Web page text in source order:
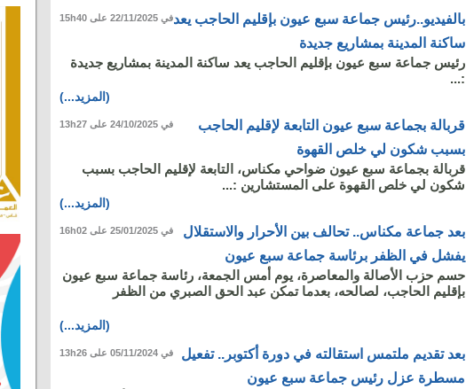
بالفيديو..رئيس جماعة سبع عيون بإقليم الحاجب يعد
ساكنة المدينة بمشاريع جديدة
رئيس جماعة سبع عيون بإقليم الحاجب يعد ساكنة المدينة بمشاريع جديدة
:...
(المزيد...)
في 22/11/2025 على 15h40
قربالة بجماعة سبع عيون التابعة لإقليم الحاجب
بسبب شكون لي خلص القهوة
قربالة بجماعة سبع عيون ضواحي مكناس، التابعة لإقليم الحاجب بسبب
شكون لي خلص القهوة على المستشارين :...
(المزيد...)
في 24/10/2025 على 13h27
بعد جماعة مكناس.. تحالف بين الأحرار والاستقلال
يفشل في الظفر برئاسة جماعة سبع عيون
حسم حزب الأصالة والمعاصرة، يوم أمس الجمعة، رئاسة جماعة سبع عيون
بإقليم الحاجب، لصالحه، بعدما تمكن عبد الحق الصبري من الظفر
(المزيد...)
في 25/01/2025 على 16h02
بعد تقديم ملتمس استقالته في دورة أكتوبر.. تفعيل
مسطرة عزل رئيس جماعة سبع عيون
في 05/11/2024 على 13h26